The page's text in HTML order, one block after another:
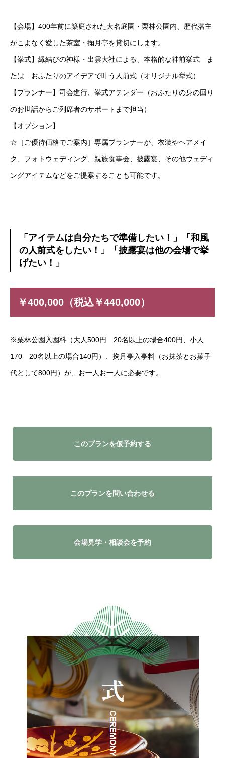
【会場】400年前に築庭された大名庭園・栗林公園内、歴代藩主
がこよなく愛した茶室・掬月亭を貸切にします。
【挙式】縁結びの神様・出雲大社による、本格的な神前挙式 ま
たは おふたりのアイデアで叶う人前式（オリジナル挙式）
【プランナー】司会進行、挙式アテンダー（おふたりの身の回り
のお世話からご列席者のサポートまで担当）
【オプション】
☆［ご優待価格でご案内］専属プランナーが、衣装やヘアメイ
ク、フォトウェディング、親族食事会、披露宴、その他ウェディ
ングアイテムなどをご提案することも可能です。
「アイテムは自分たちで準備したい！」「和風
の人前式をしたい！」「披露宴は他の会場で挙
げたい！」
￥400,000（税込￥440,000）
※栗林公園入園料（大人500円 20名以上の場合400円、小人
170 20名以上の場合140円）、掬月亭入亭料（お抹茶とお菓子
代として800円）が、お一人お一人に必要です。
このプランを仮予約する
このプランを問い合わせる
会場見学・相談会を予約